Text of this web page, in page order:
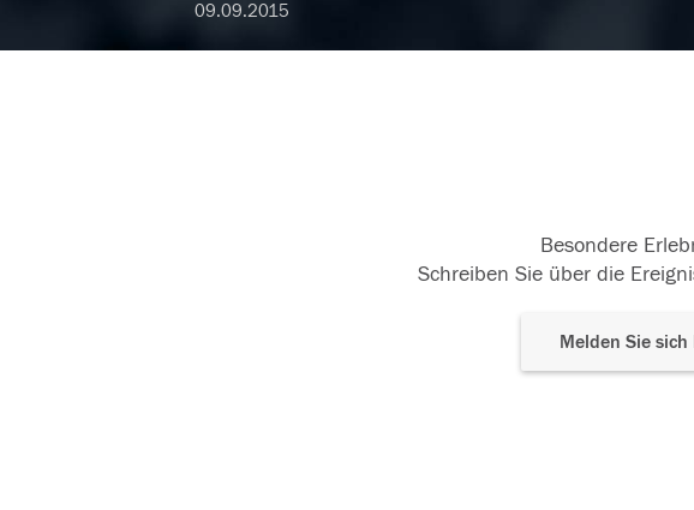
09.09.2015
Besondere
Schreiben Sie über die
Melden Sie